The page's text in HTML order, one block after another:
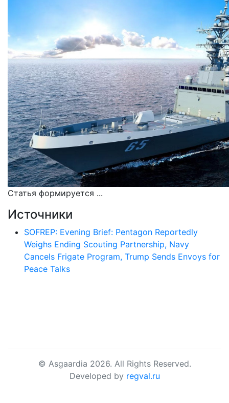
Статья формируется ...
Источники
SOFREP: Evening Brief: Pentagon Reportedly
Weighs Ending Scouting Partnership, Navy
Cancels Frigate Program, Trump Sends Envoys for
Peace Talks
© Asgaardia 2026. All Rights Reserved.
Developed by regval.ru